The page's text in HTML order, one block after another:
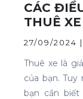
CÁC
THUÊ
27/09/2024 |
Thuê xe là
của bạn.
bạn cần